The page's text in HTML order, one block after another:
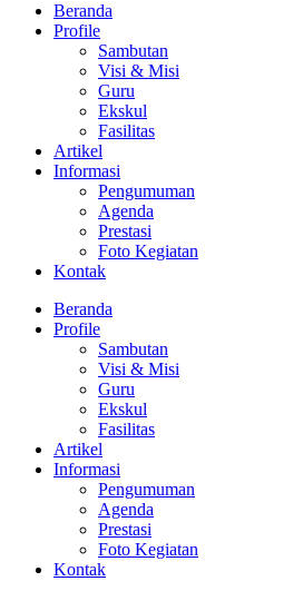
Beranda
Profile
Sambutan
Visi & Misi
Guru
Ekskul
Fasilitas
Artikel
Informasi
Pengumuman
Agenda
Prestasi
Foto Kegiatan
Kontak
Beranda
Profile
Sambutan
Visi & Misi
Guru
Ekskul
Fasilitas
Artikel
Informasi
Pengumuman
Agenda
Prestasi
Foto Kegiatan
Kontak